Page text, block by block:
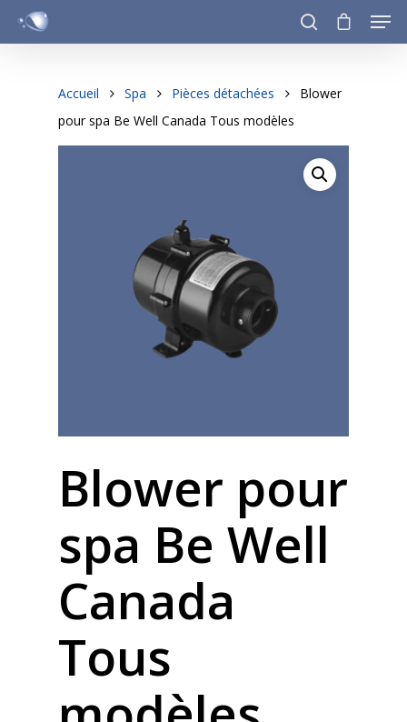
Hit enter to search or ESC to close
Accueil Spa Pièces détachées
Blower
pour spa Be Well Canada Tous modèles
Blower pour
spa Be Well
Canada
Tous